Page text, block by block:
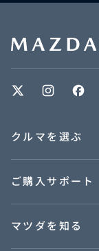
クルマを選ぶ
ご購入サポート
マツダを知る